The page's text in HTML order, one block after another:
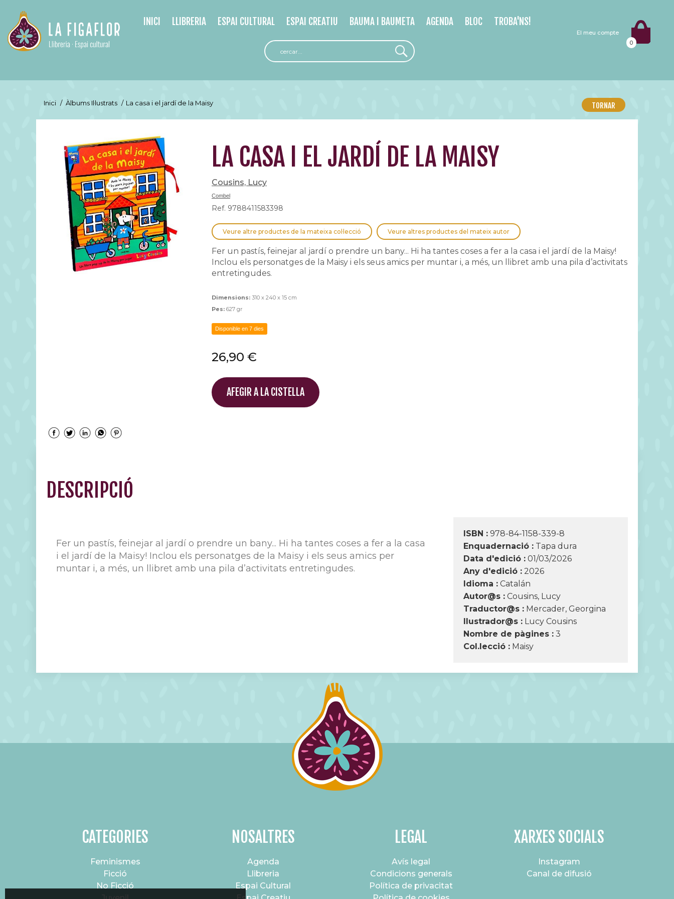
El meu compte
0
INICI LLIBRERIA ESPAI CULTURAL ESPAI CREATIU BAUMA I BAUMETA AGENDA BLOC TROBA'NS!
Inici / Àlbums Il·lustrats / La casa i el jardí de la Maisy TORNAR
LA CASA I EL JARDÍ DE LA MAISY
Cousins, Lucy
Combel
Ref. 9788411583398
Veure altre productes de la mateixa col·lecció Veure altres productes del mateix autor
Fer un pastís, feinejar al jardí o prendre un bany... Hi ha tantes coses a fer a la casa i el jardí de la Maisy!
Inclou els personatges de la Maisy i els seus amics per muntar i, a més, un llibret amb una pila d’activitats
entretingudes.
Dimensions: 310 x 240 x 15 cm
Pes: 627 gr
Disponible en 7 dies
26,90 €
AFEGIR A LA CISTELLA
DESCRIPCIÓ
ISBN : 978-84-1158-339-8
Enquadernació : Tapa dura
Data d'edició : 01/03/2026
Any d'edició : 2026
Idioma : Catalán
Autor@s : Cousins, Lucy
Traductor@s : Mercader, Georgina
Ilustrador@s : Lucy Cousins
Nombre de pàgines : 3
Col.lecció : Maisy
Fer un pastís, feinejar al jardí o prendre un bany... Hi ha tantes coses a fer a la casa
i el jardí de la Maisy! Inclou els personatges de la Maisy i els seus amics per
muntar i, a més, un llibret amb una pila d’activitats entretingudes.
CATEGORIES
Feminismes
Ficció
No Ficció
NOSALTRES
Agenda
Llibreria
Espai Cultural
LEGAL
Avís legal
Condicions generals
Política de privacitat
XARXES SOCIALS
Instagram
Canal de difusió